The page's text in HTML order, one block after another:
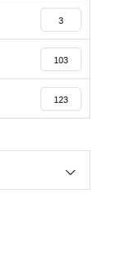
3
103
123